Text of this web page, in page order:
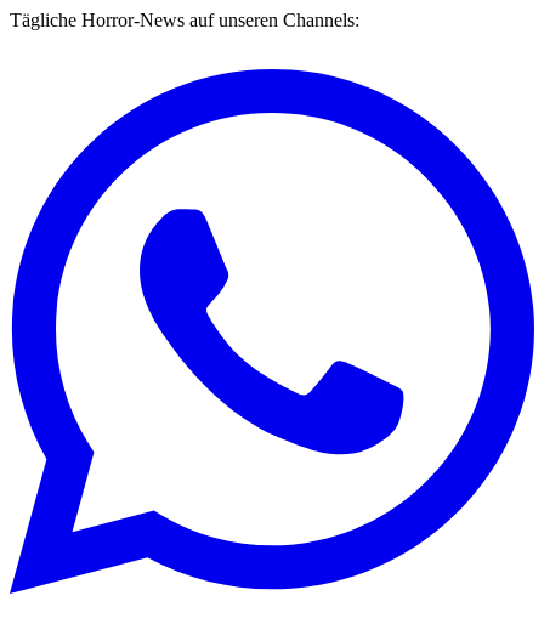
Tägliche Horror-News auf unseren Channels: